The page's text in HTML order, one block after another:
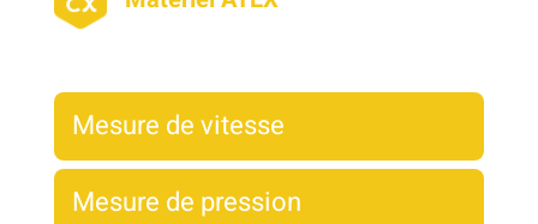
Mesure de vitesse
Mesure de pression